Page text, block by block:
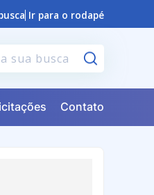
Ir para o rodapé
Contato